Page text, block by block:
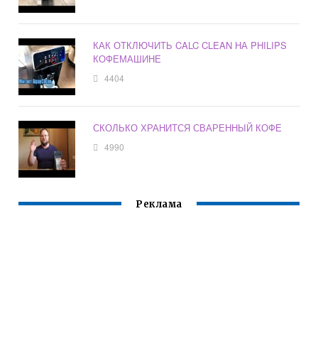
КАК ОТКЛЮЧИТЬ CALC CLEAN НА PHILIPS
КОФЕМАШИНЕ
4404
СКОЛЬКО ХРАНИТСЯ СВАРЕННЫЙ КОФЕ
4990
Реклама